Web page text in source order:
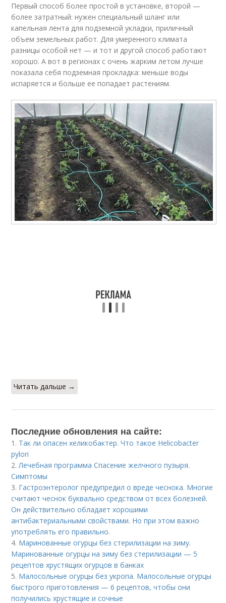
Первый способ более простой в установке, второй —
более затратный: нужен специальный шланг или
капельная лента для подземной укладки, приличный
объем земельных работ. Для умеренного климата
разницы особой нет — и тот и другой способ работают
хорошо. А вот в регионах с очень жарким летом лучше
показала себя подземная прокладка: меньше воды
испаряется и больше ее попадает растениям.
Читать дальше →
Последние обновления на сайте:
1. Так ли опасен хеликобактер. Что такое Helicobacter
pylori
2.Лечебная программа Спасение желчного пузыря.
Симптомы
3. Гастроэнтеролог предупредил о вреде чеснока. Многие
считают чеснок буквально средством от всех болезней.
Он действительно обладает хорошими
антибактериальными свойствами. Но при этом важно
употреблять его правильно.
4. Маринованные огурцы без стерилизации на зиму.
Маринованные огурцы на зиму без стерилизации — 5
рецептов хрустящих огурцов в банках
5. Малосольные огурцы без укропа. Малосольные огурцы
быстрого приготовления — 6 рецептов, чтобы они
получились хрустящие и сочные